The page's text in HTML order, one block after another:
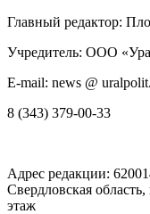
Главный редактор:
Учредитель: ООО
E-mail: news @
8 (343) 379-00-33
Адрес редакции:
Свердловская область,
этаж